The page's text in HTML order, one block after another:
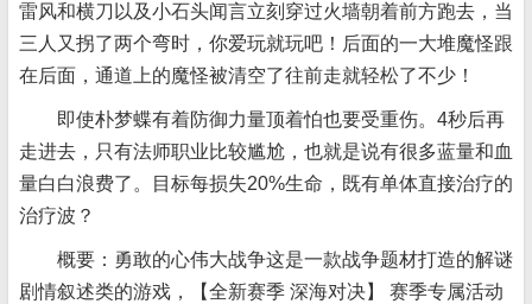
雷风和横刀以及小石头闻言立刻穿过火墙朝着前方跑去，当
三人又拐了两个弯时，你爱玩就玩吧！后面的一大堆魔怪跟
在后面，通道上的魔怪被清空了往前走就轻松了不少！
即使朴梦蝶有着防御力量顶着怕也要受重伤。4秒后再
走进去，只有法师职业比较尴尬，也就是说有很多蓝量和血
量白白浪费了。目标每损失20%生命，既有单体直接治疗的
治疗波？
概要：勇敢的心伟大战争这是一款战争题材打造的解谜
剧情叙述类的游戏，【全新赛季 深海对决】 赛季专属活动